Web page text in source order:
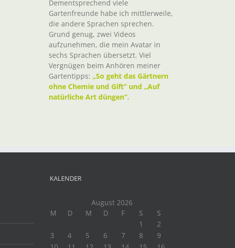
Dementsprechend viele
Gartenfreunde habe ich mittlerweile,
die andere Sprachen sprechen.
Grund genug, zwei Videos
aufzunehmen, die mein Avatar in
sechs Sprachen übersetzt. Viel
Vergnügen beim Anhören meiner
Gartentipps: „So geht das Gärtnern
ohne Chemie und Gift“ und „Auf
natürliche Art düngen“.
KALENDER
August 2026
M
D M D F S
S
1
2
3
4 5 6 7 8
9